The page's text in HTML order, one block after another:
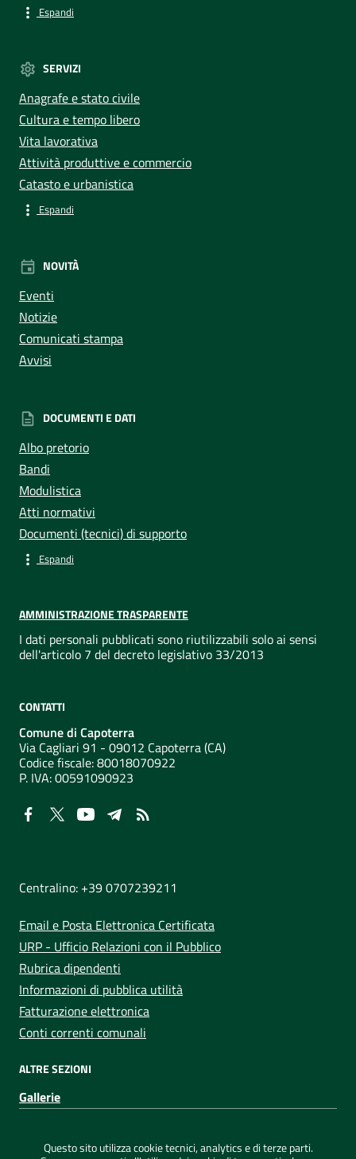
Espandi
SERVIZI
Anagrafe e stato civile
Cultura e tempo libero
Vita lavorativa
Attività produttive e commercio
Catasto e urbanistica
Espandi
NOVITÀ
Eventi
Notizie
Comunicati stampa
Avvisi
DOCUMENTI E DATI
Albo pretorio
Bandi
Modulistica
Atti normativi
Documenti (tecnici) di supporto
Espandi
AMMINISTRAZIONE TRASPARENTE
I dati personali pubblicati sono riutilizzabili solo ai sensi
dell'articolo 7 del decreto legislativo 33/2013
CONTATTI
Comune di Capoterra
Via Cagliari 91 - 09012 Capoterra (CA)
Codice fiscale: 80018070922
P. IVA:00591090923
Centralino: +39 0707239211
Email e Posta Elettronica Certificata
URP - Ufficio Relazioni con il Pubblico
Rubrica dipendenti
Informazioni di pubblica utilità
Fatturazione elettronica
Conti correnti comunali
ALTRE SEZIONI
Gallerie
Sezione Link Utili
Credits | Mappa del sito | ConsulMedia
Questo sito utilizza cookie tecnici, analytics e di terze parti.